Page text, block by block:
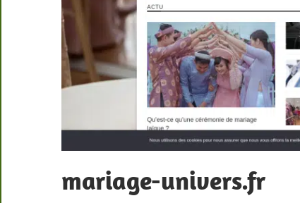
mariage-univers.fr